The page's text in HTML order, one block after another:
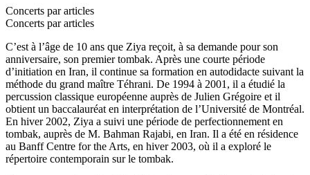
Concerts par articles
Concerts par articles
C’est à l’âge de 10 ans que Ziya reçoit, à sa demande pour son
anniversaire, son premier tombak. Après une courte période
d’initiation en Iran, il continue sa formation en autodidacte suivant la
méthode du grand maître Téhrani. De 1994 à 2001, il a étudié la
percussion classique européenne auprès de Julien Grégoire et il
obtient un baccalauréat en interprétation de l’Université de Montréal.
En hiver 2002, Ziya a suivi une période de perfectionnement en
tombak, auprès de M. Bahman Rajabi, en Iran. Il a été en résidence
au Banff Centre for the Arts, en hiver 2003, où il a exploré le
répertoire contemporain sur le tombak.